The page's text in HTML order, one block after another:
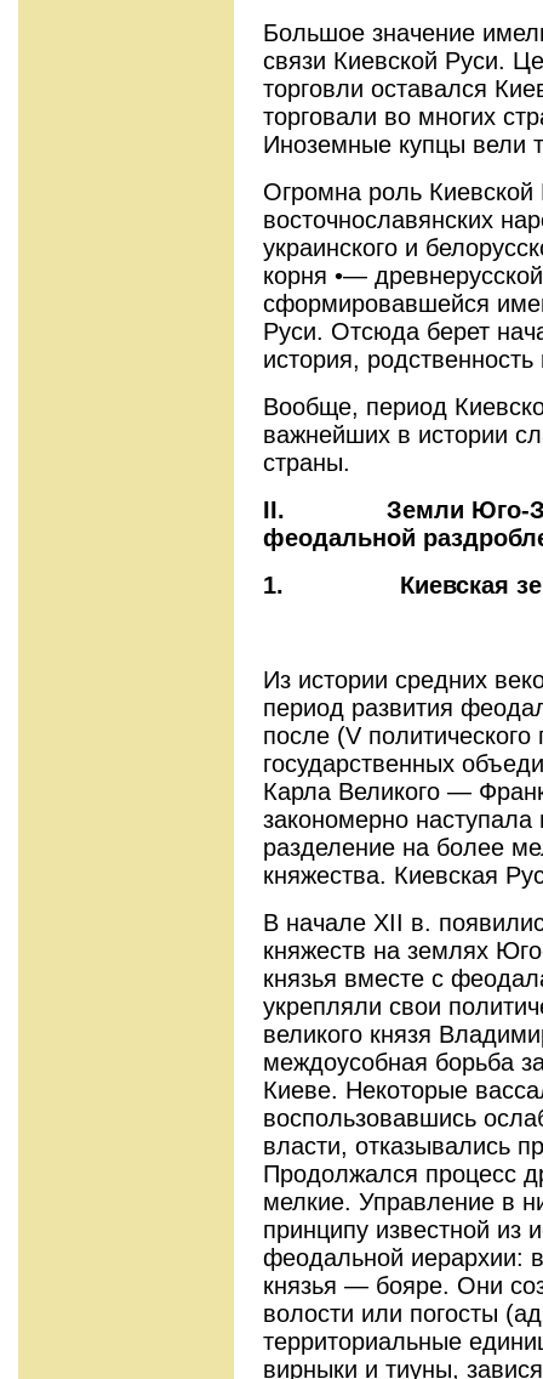
Большое значение
связи Киевской Руси.
торговли оставался
торговали во многих
Иноземные купцы вели
Огромна роль Киевской
восточнославянских
украинского и
корня •—
сформировавшейся
Руси. Отсюда берет
история,
Вообще, период
важнейших в истории
страны.
II. Земли Юго-
феодальной
1. Киевская
Из истории средних
период развития
после (V
государственных
Карла Великого —
закономерно наступала
разделение на более
княжества. Киевская
В начале XII в.
княжеств на землях
князья вместе с
укрепляли свои
великого князя
междоусобная борьба
Киеве. Некоторые
воспользовавшись
власти, отказывались
Продолжался процесс
мелкие. Управление в
принципу известной из
феодальной иерархии:
князья — бояре. Они
волости или погосты
территориальные
вирныки и тиуны,